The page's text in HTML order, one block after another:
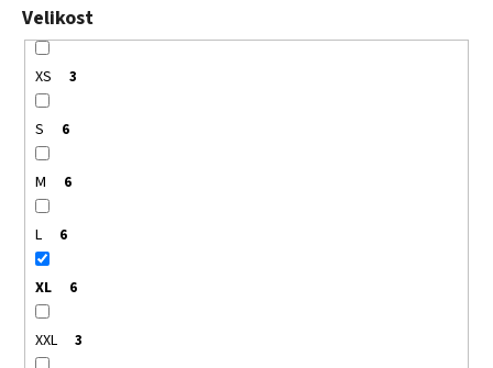
Velikost
XS 3
S 6
M 6
L 6
XL 6
XXL 3